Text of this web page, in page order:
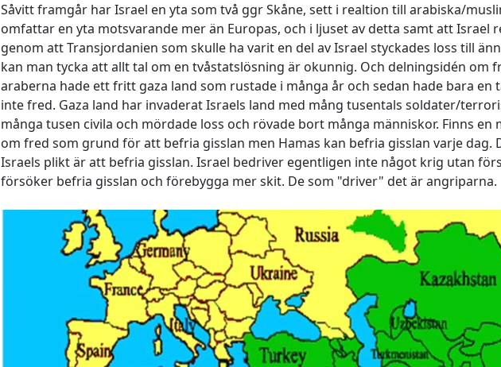
Såvitt framgår har Israel en yta som två ggr Skåne, sett i realtion till arabiska/
omfattar en yta motsvarande mer än Europas, och i ljuset av detta samt att Israel
genom att Transjordanien som skulle ha varit en del av Israel styckades loss till
kan man tycka att allt tal om en tvåstatslösning är okunnig. Och delningsidén om
araberna hade ett fritt gaza land som rustade i många år och sedan hade bara en
inte fred. Gaza land har invaderat Israels land med mång tusentals soldater/
många tusen civila och mördade loss och rövade bort många människor. Finns en
om fred som grund för att befria gisslan men Hamas kan befria gisslan varje dag.
Israels plikt är att befria gisslan. Israel bedriver egentligen inte något krig utan
försöker befria gisslan och förebygga mer skit. De som "driver" det är angriparna.